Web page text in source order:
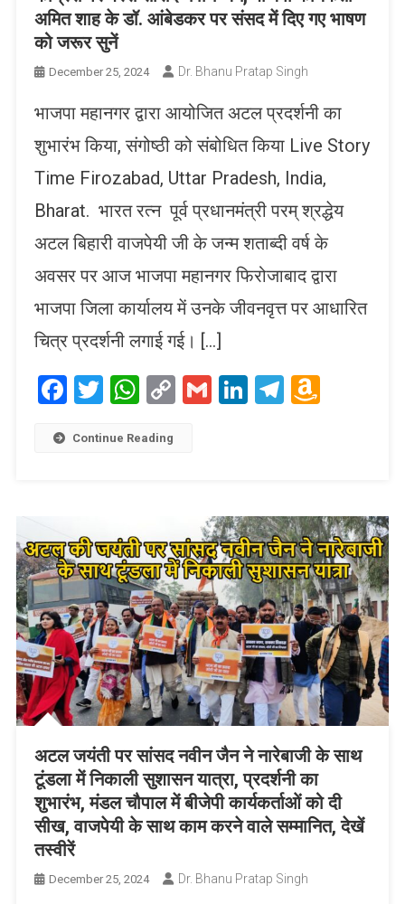
अमित शाह के डॉ. आंबेडकर पर संसद में दिए गए भाषण
को जरूर सुनें
December 25, 2024 Dr. Bhanu Pratap Singh
भाजपा महानगर द्वारा आयोजित अटल प्रदर्शनी का
शुभारंभ किया, संगोष्ठी को संबोधित किया Live Story
Time Firozabad, Uttar Pradesh, India,
Bharat. भारत रत्न पूर्व प्रधानमंत्री परम् श्रद्धेय
अटल बिहारी वाजपेयी जी के जन्म शताब्दी वर्ष के
अवसर पर आज भाजपा महानगर फिरोजाबाद द्वारा
भाजपा जिला कार्यालय में उनके जीवनवृत्त पर आधारित
चित्र प्रदर्शनी लगाई गई। […]
Facebook
TwitterWhatsApp
CopyGmailLinkedIn
Telegram
Continue Reading
अटल जयंती पर सांसद नवीन जैन ने नारेबाजी के साथ
टूंडला में निकाली सुशासन यात्रा, प्रदर्शनी का
शुभारंभ, मंडल चौपाल में बीजेपी कार्यकर्ताओं को दी
सीख, वाजपेयी के साथ काम करने वाले सम्मानित, देखें
तस्वीरें
December 25, 2024 Dr. Bhanu Pratap Singh